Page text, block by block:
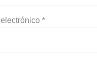
electrónico*